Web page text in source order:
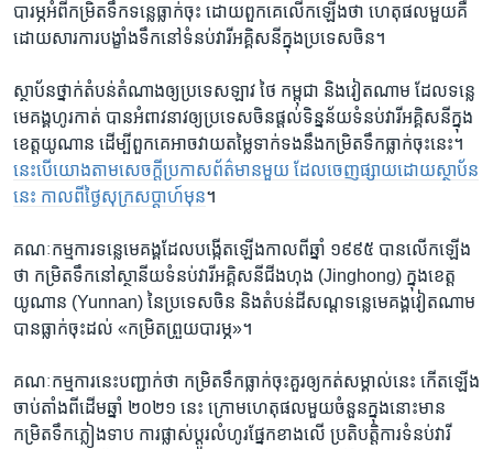
បារម្ភ​អំពី​កម្រិត​ទឹក​ទន្លេ​ធ្លាក់​ចុះ ដោយ​ពួកគេ​លើក​ឡើង​ថា​ ហេតុ​ផល​មួយ​គឺ​
ដោយ​សារ​ការ​បង្ខាំង​ទឹក​នៅ​ទំនប់​វារី​អគ្គិសនីក្នុង​ប្រទេស​ចិន។
​ស្ថាប័ន​ថ្នាក់​តំបន់​តំណាង​ឲ្យ​ប្រទេស​ឡាវ ថៃ កម្ពុជា និង​វៀតណាម ​ដែល​ទន្លេ​
មេគង្គ​ហូរ​កាត់ បាន​អំពាវនាវ​ឲ្យ​ប្រទេស​ចិន​ផ្តល់​ទិន្នន័យ​ទំនប់​វារី​អគ្គិសនី​ក្នុង​
ខេត្ត​យូណាន ដើម្បី​ពួកគេ​អាច​វាយ​តម្លៃ​ទាក់ទង​នឹងកម្រិត​ទឹក​ធ្លាក់​ចុះ​នេះ។
នេះ​បើ​យោង​តាម​សេចក្តី​ប្រកាស​ព័ត៌មាន​មួយ​ ដែល​ចេញ​ផ្សាយ​ដោយ​ស្ថាប័ន​
នេះ កាលពី​ថ្ងៃ​សុក្រ​សប្តាហ៍​មុន។
គណៈ​កម្មការ​ទន្លេ​មេគង្គដែល​បង្កើត​ឡើង​កាល​ពី​ឆ្នាំ​ ១៩៩៥ បាន​លើក​ឡើង​
ថា​ កម្រិត​ទឹកនៅ​ស្ថានីយ​ទំនប់​វារី​អគ្គិសនី​ជីងហុង (Jinghong) ក្នុង​ខេត្ត​
យូណាន (Yunnan)​ នៃ​ប្រទេស​ចិន និង​តំបន់​ដី​សណ្ត​ទន្លេ​មេគង្គ​វៀតណាម​
បាន​ធ្លាក់​ចុះ​ដល់ «កម្រិតព្រួយ​បារម្ភ»។
គណៈ​កម្មការនេះ​បញ្ជាក់​ថា​ កម្រិត​ទឹក​ធ្លាក់​ចុះ​គួរ​ឲ្យ​កត់​សម្គាល់​នេះ កើត​ឡើង​
ចាប់តាំង​ពី​ដើម​ឆ្នាំ​ ២០២១​ នេះ ក្រោម​ហេតុ​ផល​មួយ​ចំនួន​ក្នុង​នោះ​មាន
កម្រិត​ទឹក​ភ្លៀង​ទាប ការ​ផ្លាស់​ប្តូរ​លំហូរ​ផ្នែ​ក​ខាង​លើ ប្រតិបត្តិការ​ទំនប់​វារី​